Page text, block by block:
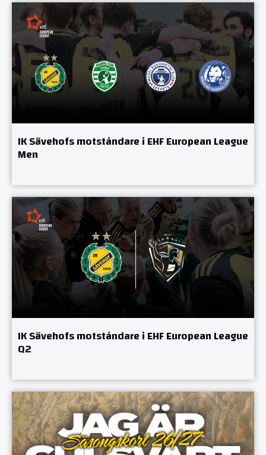
IK Sävehofs motståndare i EHF European League
Men
IK Sävehofs motståndare i EHF European League
Q2